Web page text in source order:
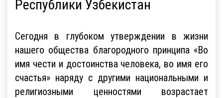
Республики Узбекистан
Сегодня в глубоком утверждении в жизни
нашего общества благородного принципа «Во
имя чести и достоинства человека, во имя его
счастья» наряду с другими национальными и
религиозными ценностями возрастает